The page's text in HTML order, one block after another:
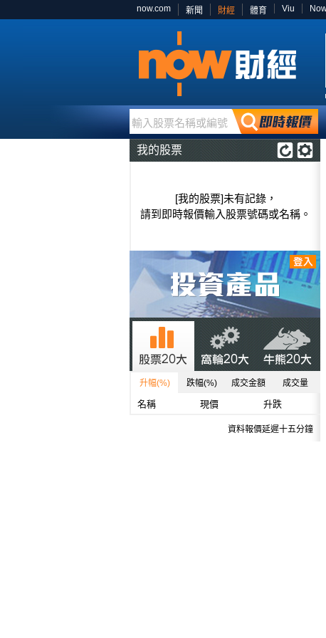
now.com 新聞 財經 體育 Viu
輸入股票名稱或編號
我的股票
[我的股票]未有記錄，
請到即時報價輸入股票號碼或名稱。
升幅(%) 跌幅(%) 成交金額 成交量
名稱 現價 升跌
資料報價延遲十五分鐘